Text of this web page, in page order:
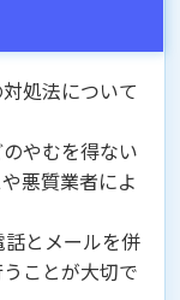
処法について
やむを得ない
悪質業者によ
とメールを併
ことが大切で